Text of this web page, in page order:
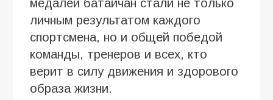
медалей батайчан стали не только
личным результатом каждого
спортсмена, но и общей победой
команды, тренеров и всех, кто
верит в силу движения и здорового
образа жизни.